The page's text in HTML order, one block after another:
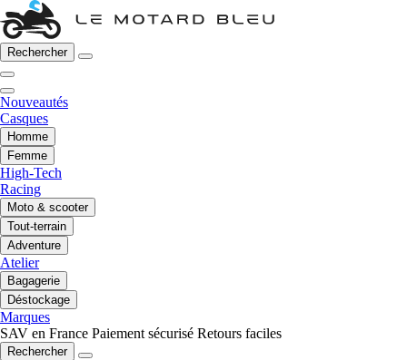
Rechercher
Nouveautés
Casques
Homme
Femme
High-Tech
Racing
Moto & scooter
Tout-terrain
Adventure
Atelier
Bagagerie
Déstockage
Marques
SAV en France Paiement sécurisé Retours faciles
Rechercher